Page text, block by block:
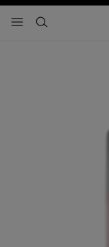
- navegación principal
buscar